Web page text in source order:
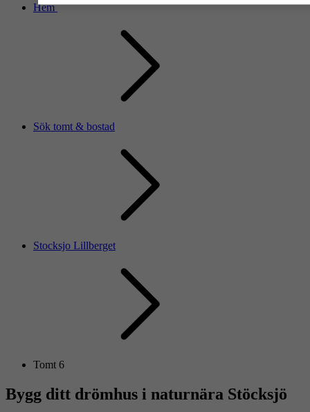
Hem
Sök tomt & bostad
Stocksjo Lillberget
Tomt 6
Bygg ditt drömhus i naturnära Stöcksjö